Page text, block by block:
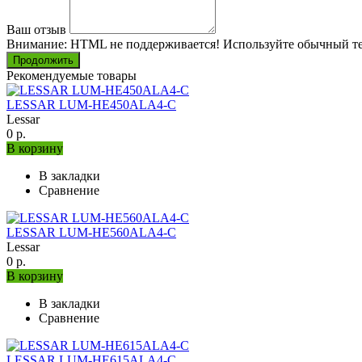
Ваш отзыв
Внимание: HTML не поддерживается! Используйте обычный
Продолжить
Рекомендуемые товары
LESSAR LUM-HE450ALA4-C
Lessar
0 р.
В корзину
В закладки
Сравнение
LESSAR LUM-HE560ALA4-C
Lessar
0 р.
В корзину
В закладки
Сравнение